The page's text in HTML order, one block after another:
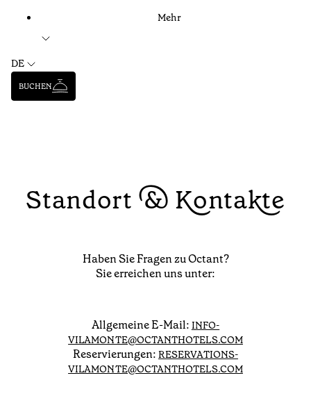
Mehr
DE
BUCHEN
Standort & Kontakte
Haben Sie Fragen zu Octant?
Sie erreichen uns unter:
Allgemeine E-Mail: INFO-
VILAMONTE@OCTANTHOTELS.COM
Reservierungen:RESERVATIONS-
VILAMONTE@OCTANTHOTELS.COM